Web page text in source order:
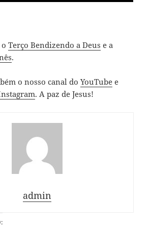
oTerço Bendizendo a Deus e a
.
o nosso canal doYouTube e
. A paz de Jesus!
admin